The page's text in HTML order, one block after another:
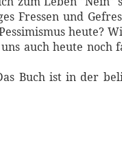
Fressen und
heute?
auch heute noch
Buch ist in der